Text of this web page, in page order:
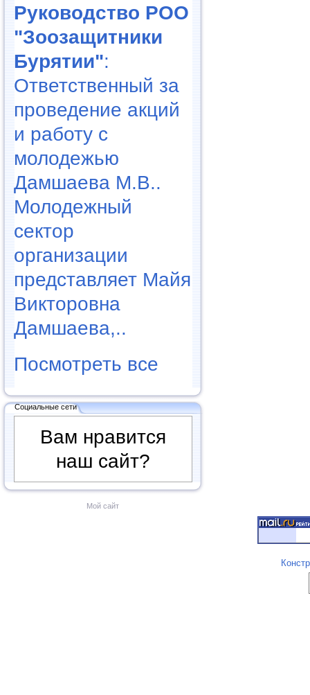
Руководство РОО
"Зоозащитники
Бурятии":
Ответственный за
проведение акций
и работу с
молодежью
Дамшаева М.В..
Молодежный
сектор
организации
представляет Майя
Викторовна
Дамшаева,..
Посмотреть все
Социальные сети
Вам нравится
наш сайт?
Мой сайт